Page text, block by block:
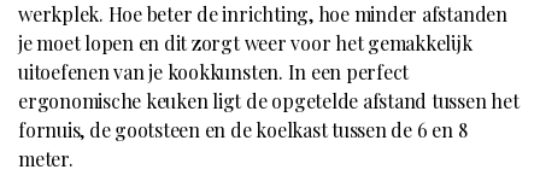
werkplek. Hoe beter de inrichting, hoe minder afstanden
je moet lopen en dit zorgt weer voor het gemakkelijk
uitoefenen van je kookkunsten. In een perfect
ergonomische keuken ligt de opgetelde afstand tussen het
fornuis, de gootsteen en de koelkast tussen de 6 en 8
meter.